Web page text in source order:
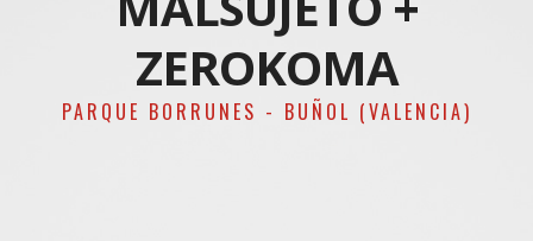
ZEROKOMA
PARQUE BORRUNES - BUÑOL (VALENCIA)